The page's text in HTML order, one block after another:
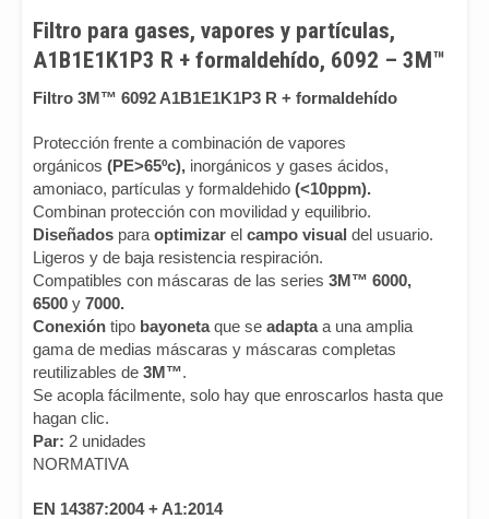
Filtro para gases, vapores y partículas,
A1B1E1K1P3 R + formaldehído, 6092 – 3M™
Filtro 3M™ 6092 A1B1E1K1P3 R + formaldehído
Protección frente a combinación de vapores
orgánicos (PE>65ºc), inorgánicos y gases ácidos,
amoniaco, partículas y formaldehido (<10ppm).
Combinan protección con movilidad y equilibrio.
Diseñados para optimizar el campo visual del usuario.
Ligeros y de baja resistencia respiración.
Compatibles con máscaras de las series 3M™ 6000,
6500 y 7000.
Conexión tipo bayonetaque se adaptaa una amplia
gama de medias máscaras y máscaras completas
reutilizables de 3M™.
Se acopla fácilmente, solo hay que enroscarlos hasta que
hagan clic.
Par: 2 unidades
NORMATIVA
EN 14387:2004 + A1:2014